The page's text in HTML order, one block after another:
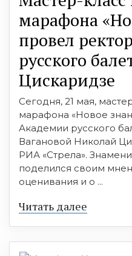
марафона
провел
русского
Цискаридзе
Сегодня, 21 мая,
марафона «Новое
Академии русского
Вагановой Николай
РИА «Стрела».
поделился своим
оценивания и о ...
Читать далее